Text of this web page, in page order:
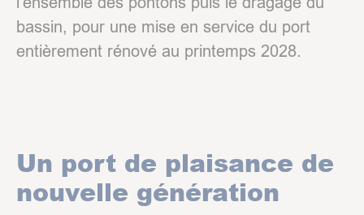
bassin, pour une mise en service du port
entièrement rénové au printemps 2028.
Un port de plaisance de
nouvelle génération